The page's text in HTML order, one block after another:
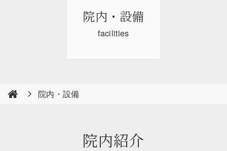
院内・設備
facilities
院内・設備
院内紹介